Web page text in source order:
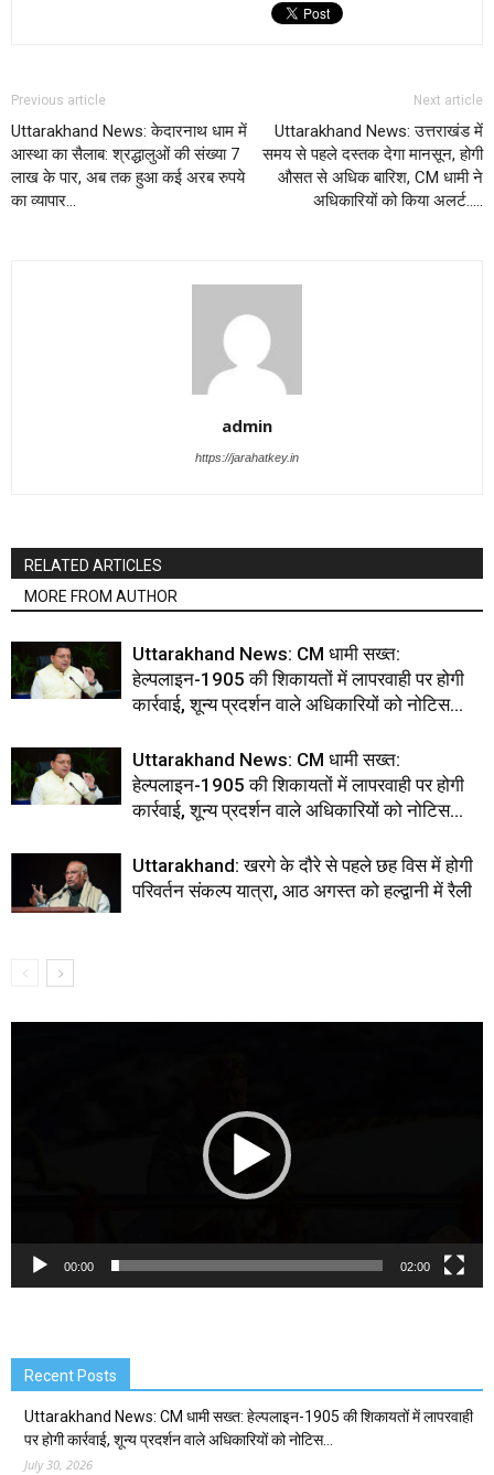
Previous article
Uttarakhand News: केदारनाथ धाम में
आस्था का सैलाब: श्रद्धालुओं की संख्या 7
लाख के पार, अब तक हुआ कई अरब रुपये
का व्यापार…
Next article
Uttarakhand News: उत्तराखंड में
समय से पहले दस्तक देगा मानसून, होगी
औसत से अधिक बारिश, CM धामी ने
अधिकारियों को किया अलर्ट…..
admin
https://jarahatkey.in
RELATED ARTICLES
MORE FROM AUTHOR
Uttarakhand News: CM धामी सख्त:
हेल्पलाइन-1905 की शिकायतों में लापरवाही पर होगी
कार्रवाई, शून्य प्रदर्शन वाले अधिकारियों को नोटिस…
Uttarakhand News: CM धामी सख्त:
हेल्पलाइन-1905 की शिकायतों में लापरवाही पर होगी
कार्रवाई, शून्य प्रदर्शन वाले अधिकारियों को नोटिस…
Uttarakhand: खरगे के दौरे से पहले छह विस में होगी
परिवर्तन संकल्प यात्रा, आठ अगस्त को हल्द्वानी में रैली
00:00 02:00
Recent Posts
Uttarakhand News: CM धामी सख्त: हेल्पलाइन-1905 की शिकायतों में लापरवाही
पर होगी कार्रवाई, शून्य प्रदर्शन वाले अधिकारियों को नोटिस…
July 30, 2026